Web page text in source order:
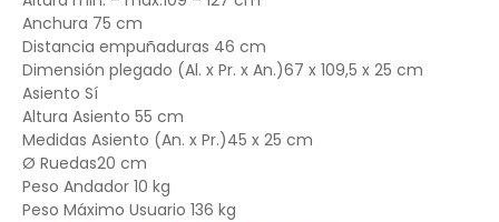
Anchura 75 cm
Distancia empuñaduras 46 cm
Dimensión plegado (Al. x Pr. x An.)67 x 109,5 x 25 cm
Asiento Sí
Altura Asiento 55 cm
Medidas Asiento (An. x Pr.)45 x 25 cm
Ø Ruedas20 cm
Peso Andador 10 kg
Peso Máximo Usuario 136 kg